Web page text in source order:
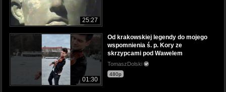
25:27
01:30
Od krakowskiej legendy do mojego
wspomnienia ś. p. Kory ze
skrzypcami pod Wawelem
TomaszDolski
480p